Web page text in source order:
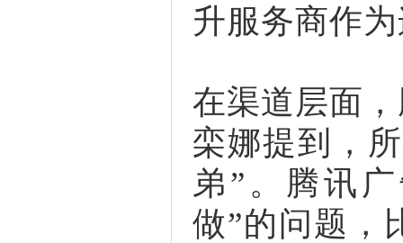
升服务商作
在渠道层面
栾娜提到，
弟”。腾讯
做”的问题，